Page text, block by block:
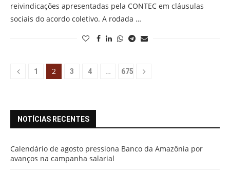
reivindicações apresentadas pela CONTEC em cláusulas
sociais do acordo coletivo. A rodada …
1 2 3 4 … 675
NOTÍCIAS RECENTES
Calendário de agosto pressiona Banco da Amazônia por
avanços na campanha salarial